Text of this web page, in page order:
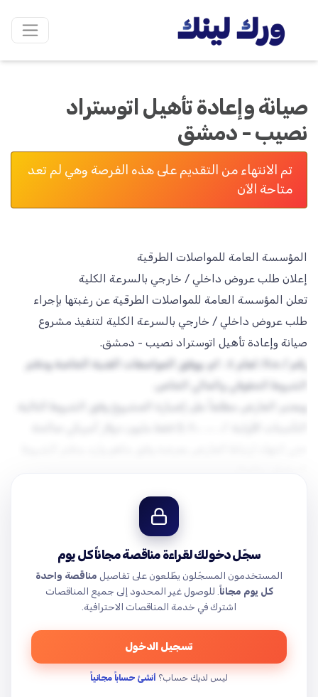
صيانة وإعادة تأهيل اتوستراد
نصيب - دمشق
تم الانتهاء من التقديم على هذه الفرصة وهي لم تعد
متاحة الآن
تعلن المؤسسة العامة للمواصلات الطرقية عن رغبتها بإجراء
طلب عروض داخلي / خارجي بالسرعة الكلية لتنفيذ مشروع
تتم المناقصة وفق نظام عقود الجهات العامة الموحد الصادر
بالقانون رقم /٥١/ لعام ٢٠٠٤م ودفتر الشروط العامة الصادر
رقم /٤٥٠/ لعام ٢٠٠٤م، ووفق المواصفات الفنية الخاصة ودفتر
ويتقدم جميع الشركاء بالتأمينات المؤقتة والنهائية وفق دفتر
الشروط الحقوقي والمالي، ويتضمن طلب الاشتراك بأنهم
مدة ارتباط العارض بعرضه: (٦٠) ستون يوماً تقويمياً تبدأ من اليوم
سجّل دخولك لقراءة مناقصة مجاناً كل يوم
المستخدمون المسجّلون يطّلعون على تفاصيل مناقصة واحدة
كل يوم مجاناً . للوصول غير المحدود إلى جميع المناقصات
اشترك في خدمة المناقصات الاحترافية.
تسجيل الدخول
ليس لديك حساب؟ أنشئ حساباً مجانياً